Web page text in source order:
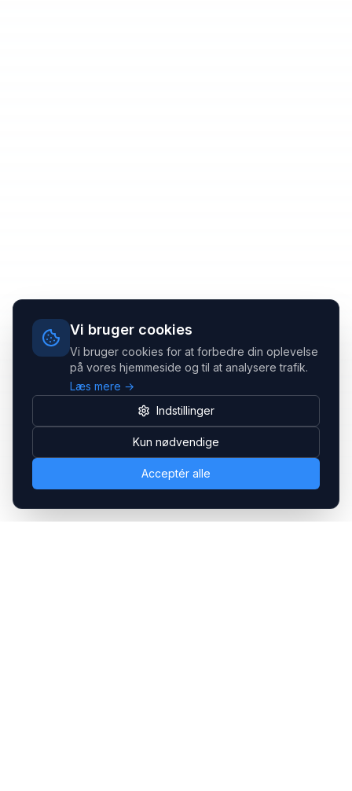
Vi bruger cookies
Vi bruger cookies for at forbedre din oplevelse
på vores hjemmeside og til at analysere trafik.
Læs mere →
Indstillinger
Kun nødvendige
Acceptér alle